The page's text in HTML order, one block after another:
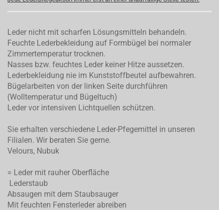
Leder nicht mit scharfen Lösungsmitteln behandeln.
Feuchte Lederbekleidung auf Formbügel bei normaler
Zimmertemperatur trocknen.
Nasses bzw. feuchtes Leder keiner Hitze aussetzen.
Lederbekleidung nie im Kunststoffbeutel aufbewahren.
Bügelarbeiten von der linken Seite durchführen
(Wolltemperatur und Bügeltuch)
Leder vor intensiven Lichtquellen schützen.
Sie erhalten verschiedene Leder-Pfegemittel in unseren
Filialen. Wir beraten Sie gerne.
Velours, Nubuk
= Leder mit rauher Oberfläche
Lederstaub
Absaugen mit dem Staubsauger
Mit feuchten Fensterleder abreiben